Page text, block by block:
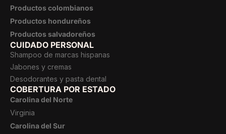
Productos colombianos
Productos hondureños
Productos salvadoreños
CUIDADO PERSONAL
Shampoo de marcas hispanas
Jabones y cremas
Desodorantes y pasta dental
COBERTURA POR ESTADO
Carolina del Norte
Virginia
Carolina del Sur